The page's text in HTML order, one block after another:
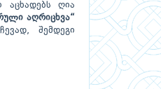
აცხადებს ღია
აღრიცხვა“
შემდეგი